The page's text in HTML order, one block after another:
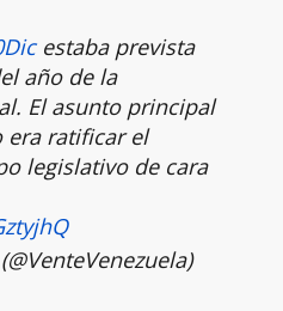
estaba prevista
año de la
El asunto principal
era ratificar el
legislativo de cara